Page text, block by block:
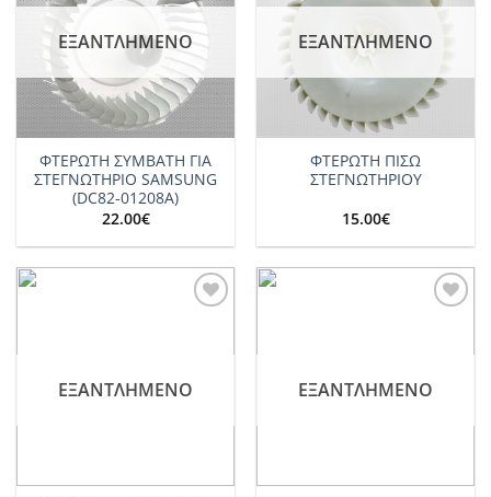
ΕΞΑΝΤΛΗΜΈΝΟ
ΦΤΕΡΩΤΗ ΣΥΜΒΑΤΗ ΓΙΑ
ΣΤΕΓΝΩΤΗΡΙΟ SAMSUNG
(DC82-01208A)
22.00€
ΕΞΑΝΤΛΗΜΈΝΟ
ΦΤΕΡΩΤΗ ΠΙΣΩ
ΣΤΕΓΝΩΤΗΡΙΟΥ
15.00€
ΕΞΑΝΤΛΗΜΈΝΟ ΕΞΑΝΤΛΗΜΈΝΟ